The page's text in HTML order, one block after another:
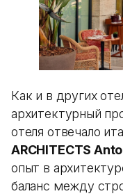
Как и в других
архитектурный
отеля отвечало
ARCHITECTS
опыт в
баланс между